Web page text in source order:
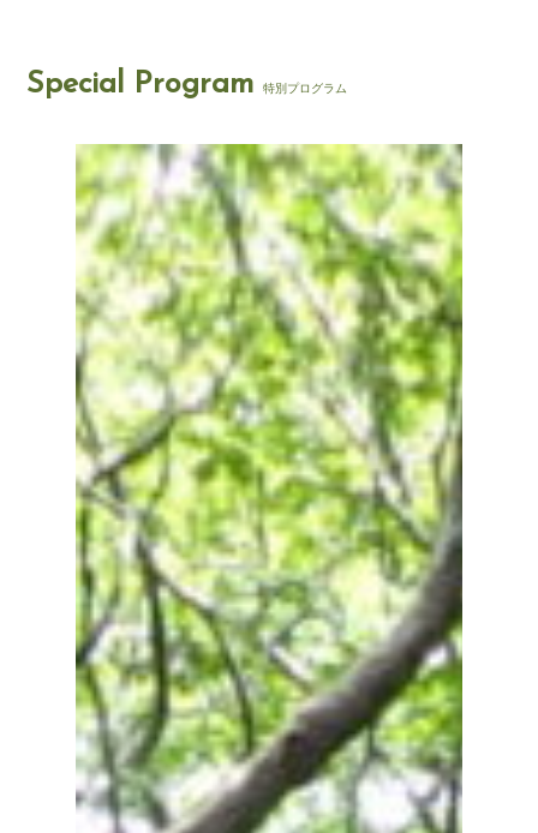
Special Program 特別プログラム